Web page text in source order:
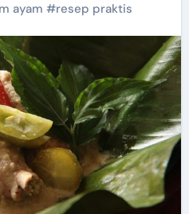
ayam #resep praktis